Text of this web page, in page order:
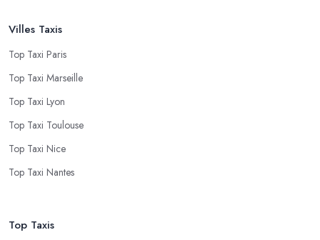
Villes Taxis
Top Taxi Paris
Top Taxi Marseille
Top Taxi Lyon
Top Taxi Toulouse
Top Taxi Nice
Top Taxi Nantes
Top Taxis